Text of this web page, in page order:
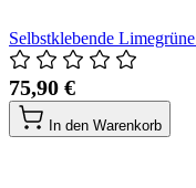
Selbstklebende
75,90 €
In den Warenkorb